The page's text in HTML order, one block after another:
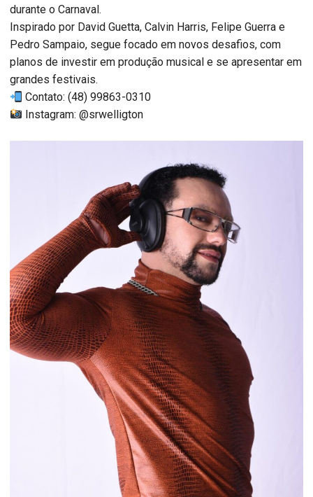
durante o Carnaval.
Inspirado por David Guetta, Calvin Harris, Felipe Guerra e
Pedro Sampaio, segue focado em novos desafios, com
planos de investir em produção musical e se apresentar em
grandes festivais.
Contato: (48) 99863-0310
Instagram: @srwelligton